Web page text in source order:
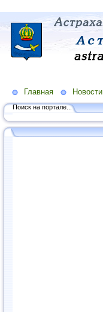
Главная Новости
Поиск на портале...